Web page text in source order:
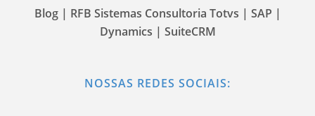
Blog | RFB Sistemas Consultoria Totvs | SAP |
Dynamics | SuiteCRM
NOSSAS REDES SOCIAIS: